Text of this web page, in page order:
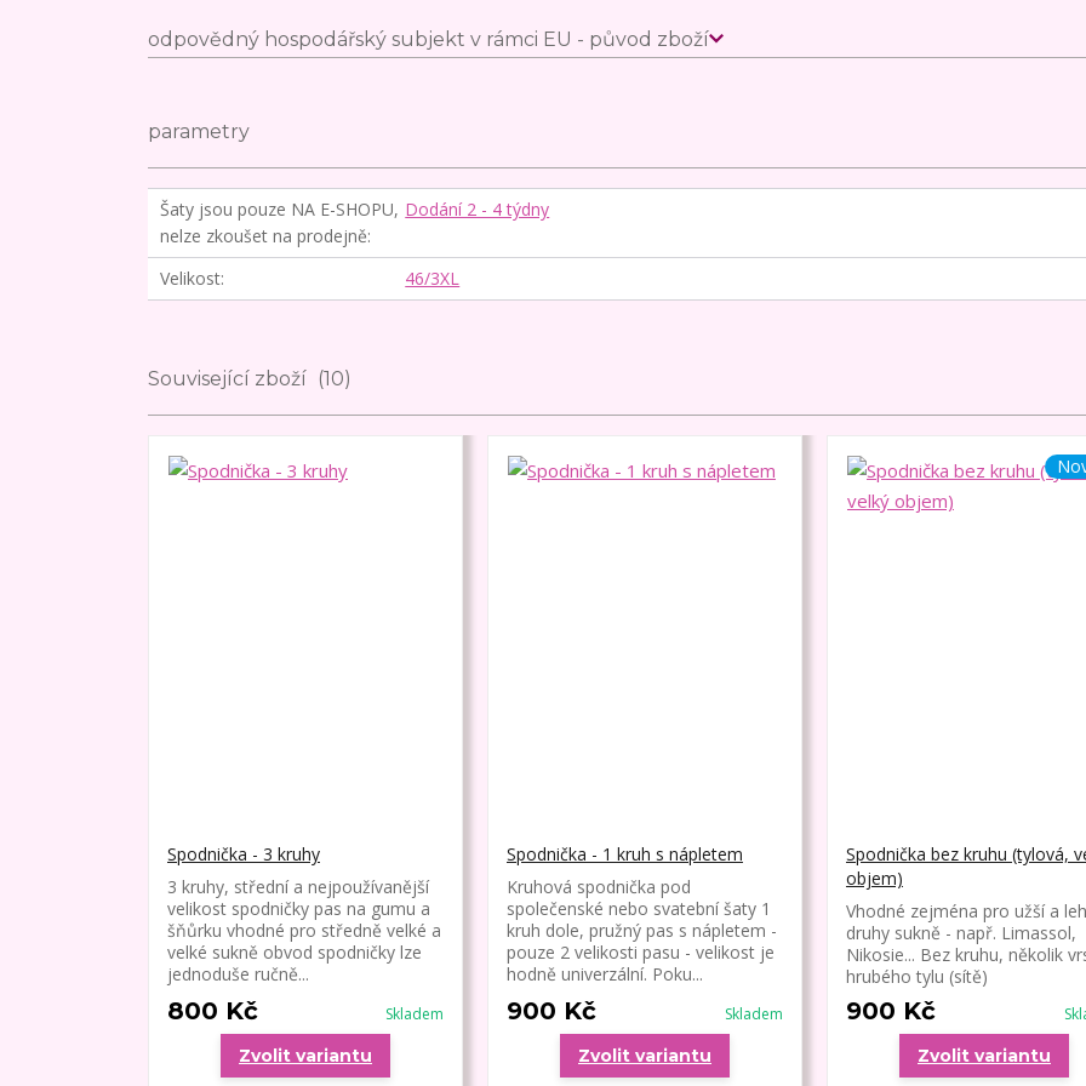
odpovědný hospodářský subjekt v rámci EU - původ zboží
parametry
Šaty jsou pouze NA E-SHOPU,
nelze zkoušet na prodejně
Dodání 2 - 4 týdny
Velikost 46/3XL
Související zboží 10
Spodnička - 3 kruhy
3 kruhy, střední a nejpoužívanější
velikost spodničky pas na gumu a
šňůrku vhodné pro středně velké a
velké sukně obvod spodničky lze
jednoduše ručně...
800 Kč Skladem
Zvolit variantu
Spodnička - 1 kruh s nápletem
Kruhová spodnička pod
společenské nebo svatební šaty 1
kruh dole, pružný pas s nápletem -
pouze 2 velikosti pasu - velikost je
hodně univerzální. Poku...
900 Kč Skladem
Zvolit variantu
Spodnička bez kruhu (tylová,
objem)
Vhodné zejména pro užší a
druhy sukně - např. Limassol,
Nikosie... Bez kruhu, několik
hrubého tylu (sítě)
900 Kč
Zvolit variantu